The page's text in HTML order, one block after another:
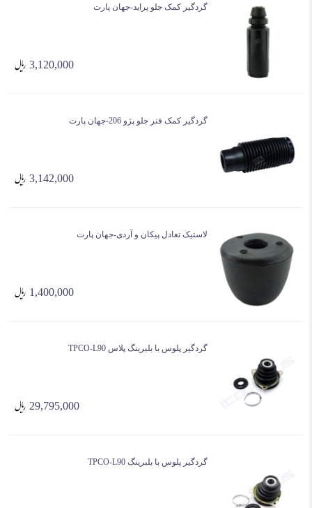
گردگیر کمک جلو پراید-جهان پارت
3,120,000
گردگیر کمک فنر جلو پژو 206-جهان پارت
3,142,000
لاستیک تعادل پیکان و آردی-جهان پارت
1,400,000
گردگیر پلوس با بلبرینگ پلاس TPCO-L90
29,795,000
گردگیر پلوس با بلبرینگ TPCO-L90